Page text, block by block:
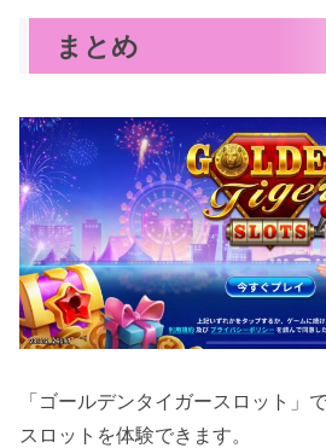
まとめ
「ゴールデンタイガースロット」
スロットを体験できます。